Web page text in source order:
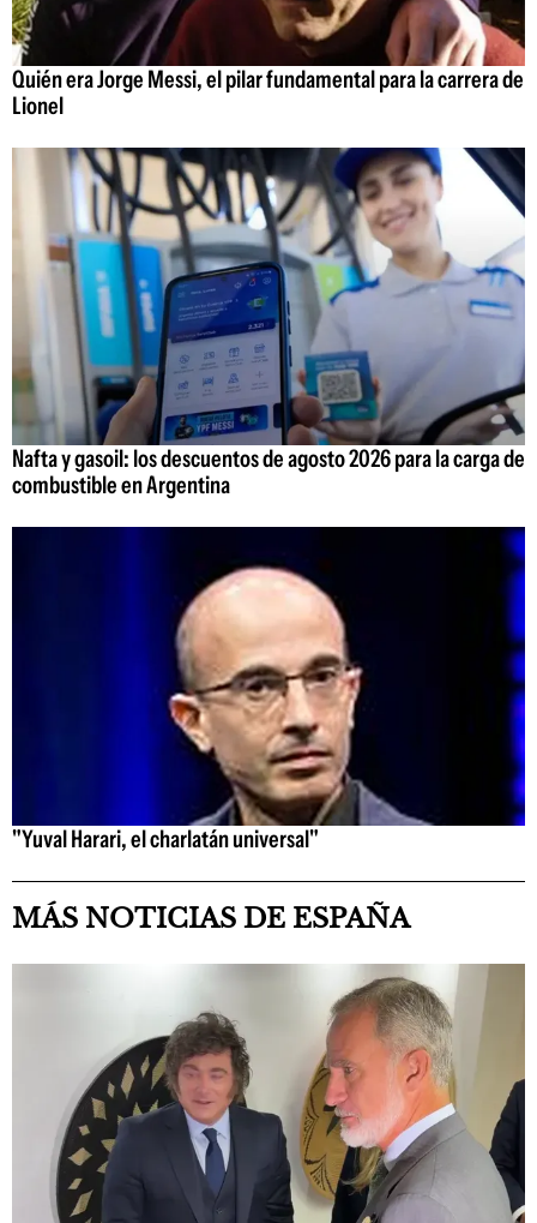
Quién era Jorge Messi, el pilar fundamental para la carrera de
Lionel
Nafta y gasoil: los descuentos de agosto 2026 para la carga de
combustible en Argentina
"Yuval Harari, el charlatán universal"
MÁS NOTICIAS DE ESPAÑA